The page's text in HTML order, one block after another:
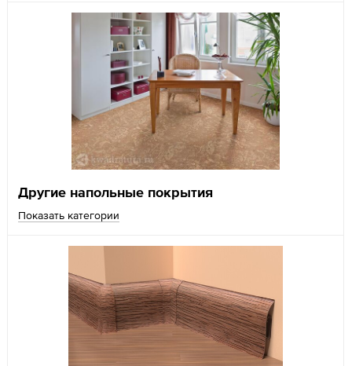
Другие напольные покрытия
Показать категории